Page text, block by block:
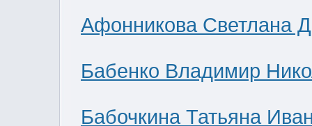
Афонникова Светлана
Бабенко Владимир
Бабочкина Татьяна